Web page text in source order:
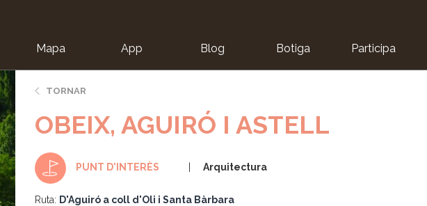
Mapa App Blog Botiga Participa
TORNAR
OBEIX, AGUIRÓ I ASTELL
PUNT D'INTERÈS Arquitectura
Ruta: D'Aguiró a coll d'Oli i Santa Bàrbara